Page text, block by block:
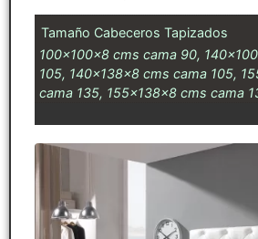
Tamaño Cabeceros Tapizados
100x100x8 cms cama 90,
105, 140x138x8 cms cama 105,
cama 135, 155x138x8 cms cama